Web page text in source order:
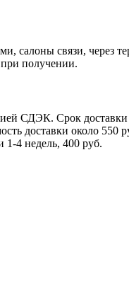
салоны связи, через
получении.
СДЭК. Срок
доставки около 550
4 недель, 400 руб.